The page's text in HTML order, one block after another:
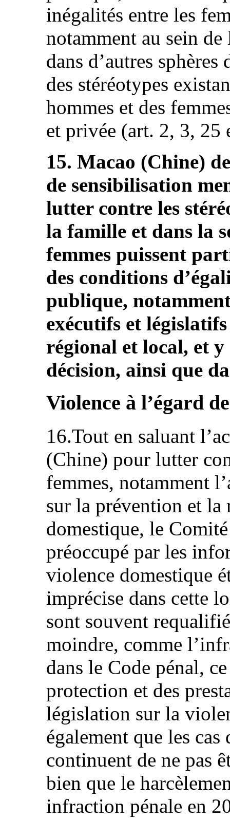
inégalités entre les
notamment au sein
dans d’autres
des stéréotypes
hommes et des
et privée (art. 2, 3, 25
15. Macao (Chine)
de sensibilisation
lutter contre les
la famille et dans la
femmes puissent
des conditions
publique,
exécutifs et
régional et local, et y
décision, ainsi que
Violence à l’égard
16.Tout en saluant
(Chine) pour lutter
femmes, notamment
sur la prévention et la
domestique, le
préoccupé par les
violence domestique
imprécise dans cette
sont souvent
moindre, comme
dans le Code pénal,
protection et des
législation sur la
également que les
continuent de ne pas
bien que le
infraction pénale en